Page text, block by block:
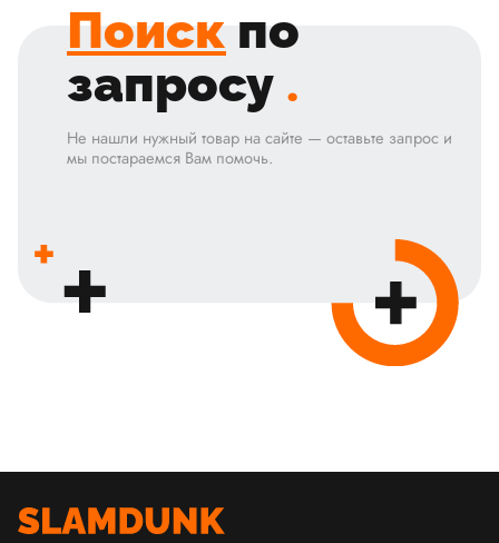
Поиск по
запросу .
Не нашли нужный товар на сайте — оставьте запрос и
мы постараемся Вам помочь.